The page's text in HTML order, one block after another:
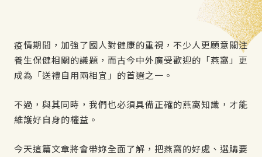
疫情期間，加強了國人對健康的重視，不少人更願意關注
養生保健相關的議題，而古今中外廣受歡迎的「燕窩」更
成為「送禮自用兩相宜」的首選之一。
不過，與其同時，我們也必須具備正確的燕窩知識，才能
維護好自身的權益。
今天這篇文章將會帶妳全面了解，把燕窩的好處、選購要